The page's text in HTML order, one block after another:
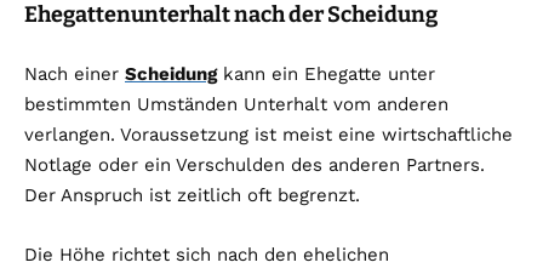
Ehegattenunterhalt nach der Scheidung
Nach einer Scheidungkann ein Ehegatte unter
bestimmten Umständen Unterhalt vom anderen
verlangen. Voraussetzung ist meist eine wirtschaftliche
Notlage oder ein Verschulden des anderen Partners.
Der Anspruch ist zeitlich oft begrenzt.
Die Höhe richtet sich nach den ehelichen